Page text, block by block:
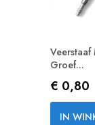
Groef...
Prijs
€ 0,80
IN